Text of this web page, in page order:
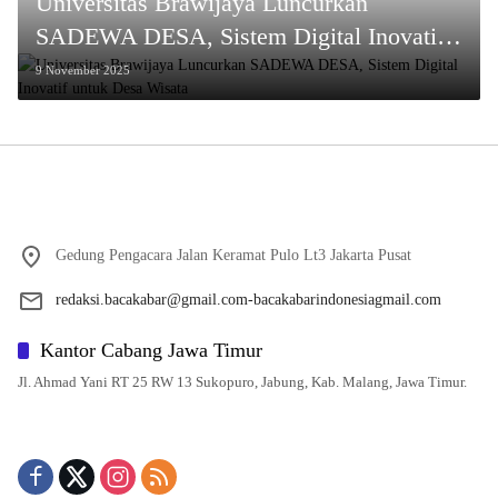
SADEWA DESA, Sistem Digital Inovatif
untuk Desa Wisata
9 November 2025
Gedung Pengacara Jalan Keramat Pulo Lt3 Jakarta Pusat
redaksi.bacakabar@gmail.com-bacakabarindonesiagmail.com
Kantor Cabang Jawa Timur
Jl. Ahmad Yani RT 25 RW 13 Sukopuro, Jabung, Kab. Malang, Jawa Timur.